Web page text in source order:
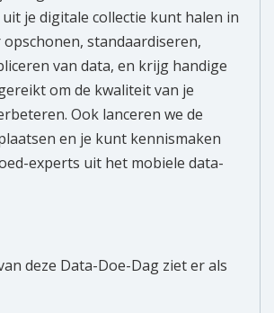
je digitale collectie kunt halen in
standaardiseren,
van data, en krijg handige
om de kwaliteit van je
Ook lanceren we de
en je kunt kennismaken
experts uit het mobiele data-
deze Data-Doe-Dag ziet er als